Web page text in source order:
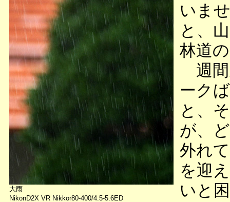
大雨
NikonD2X VR Nikkor80-400/4.5-5.6ED
いま
と、
林道
週間
ーク
と、
が、
外れ
を迎
いと